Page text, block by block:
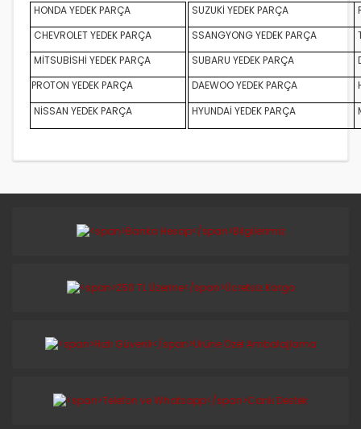
HONDA YEDEK PARÇA SUZUKİ YEDEK PARÇA
CHEVROLET YEDEK PARÇA
SSANGYONG YEDEK PARÇA
MİTSUBİSHİ YEDEK PARÇA
SUBARU YEDEK PARÇA
PROTON YEDEK PARÇA
DAEWOO YEDEK PARÇA
NİSSAN YEDEK PARÇA
HYUNDAİ YEDEK PARÇA